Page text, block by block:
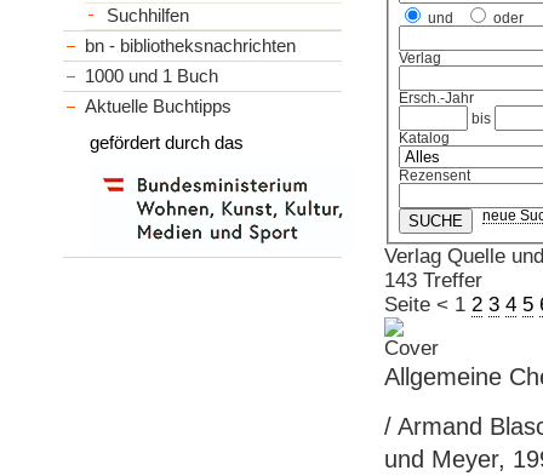
und oder
Verlag
Ersch.-Jahr
bis
Katalog
Rezensent
neue
Verlag Quelle
143 Treffer
Seite < 1 2 3 4 5
Allgemeine
/ Armand
und Meyer,
Suchhilfen
bn - bibliotheksnachrichten
1000 und 1 Buch
Aktuelle Buchtipps
gefördert durch das